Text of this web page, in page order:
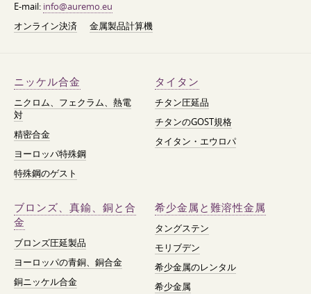
E-mail: info@auremo.eu
オンライン決済
金属製品計算機
ニッケル合金
ニクロム、フェクラム、熱電
対
精密合金
ヨーロッパ特殊鋼
特殊鋼のゲスト
タイタン
チタン圧延品
チタンのGOST規格
タイタン・エウロパ
ブロンズ、真鍮、銅と合
金
ブロンズ圧延製品
ヨーロッパの青銅、銅合金
銅ニッケル合金
希少金属と難溶性金属
タングステン
モリブデン
希少金属のレンタル
希少金属